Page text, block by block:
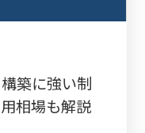
築に強い制
相場も解説